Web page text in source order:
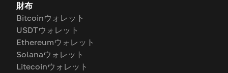
財布
Bitcoinウォレット
USDTウォレット
Ethereumウォレット
Solanaウォレット
Litecoinウォレット